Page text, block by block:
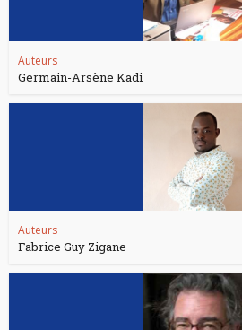
Auteurs
Germain-Arsène Kadi
Auteurs
Fabrice Guy Zigane